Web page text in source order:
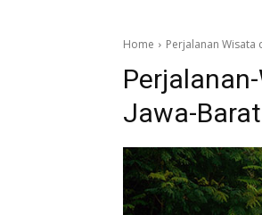
Home Perjalanan Wisata
Jawa-